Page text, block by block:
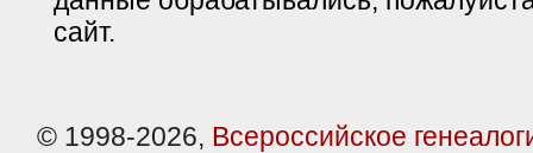
сайт.
© 1998-2026, Всероссийское